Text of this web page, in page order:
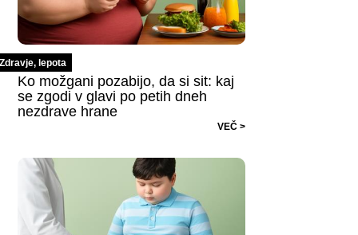
Zdravje, lepota
Ko možgani pozabijo, da si sit: kaj
se zgodi v glavi po petih dneh
nezdrave hrane
VEČ >